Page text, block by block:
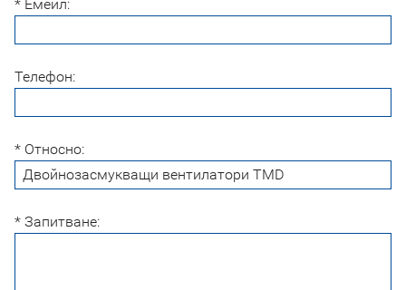
* Емейл:
Телефон:
* Относно:
* Запитване: